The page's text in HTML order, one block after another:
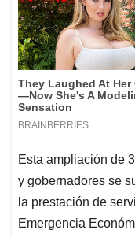
Esta ampliación de
y gobernadores se
la prestación de
Emergencia